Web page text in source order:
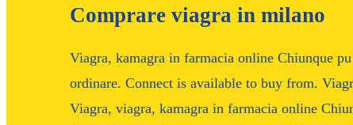
Comprare viagra in milano
Viagra, kamagra in farmacia online Chiunque
ordinare. Connect is available to buy from.
Viagra, viagra, kamagra in farmacia online